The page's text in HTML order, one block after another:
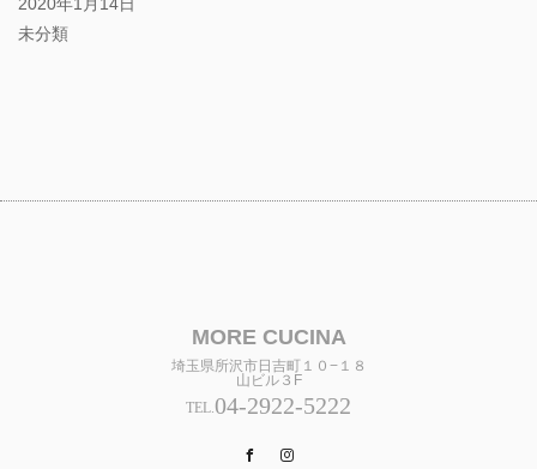
未分類
MORE CUCINA
埼玉県所沢市日吉町１０−１８
山ビル３F
TEL.04-2922-5222
Facebook